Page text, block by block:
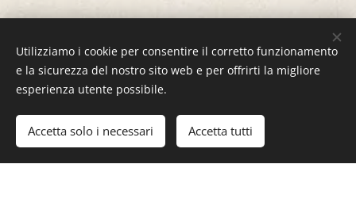
© 2022 Studyo Yoga. Tutti i diritti riservati.
Creato con
Webnode Cookies
Utilizziamo i cookie per consentire il corretto funzionamento
e la sicurezza del nostro sito web e per offrirti la migliore
esperienza utente possibile.
Accetta solo i necessari Accetta tutti